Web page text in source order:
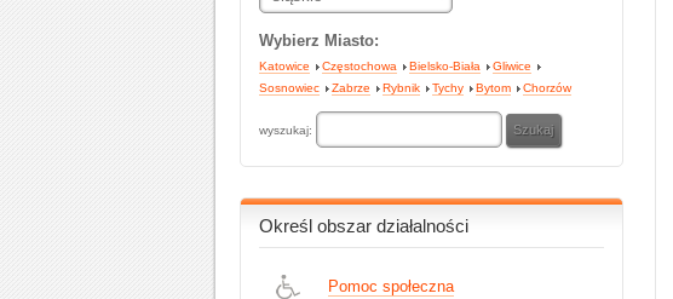
Wybierz Miasto:
Katowice Częstochowa Bielsko-Biała
Gliwice
Sosnowiec
Zabrze Rybnik Tychy Bytom Chorzów
wyszukaj:
Określ obszar działalności
Pomoc społeczna